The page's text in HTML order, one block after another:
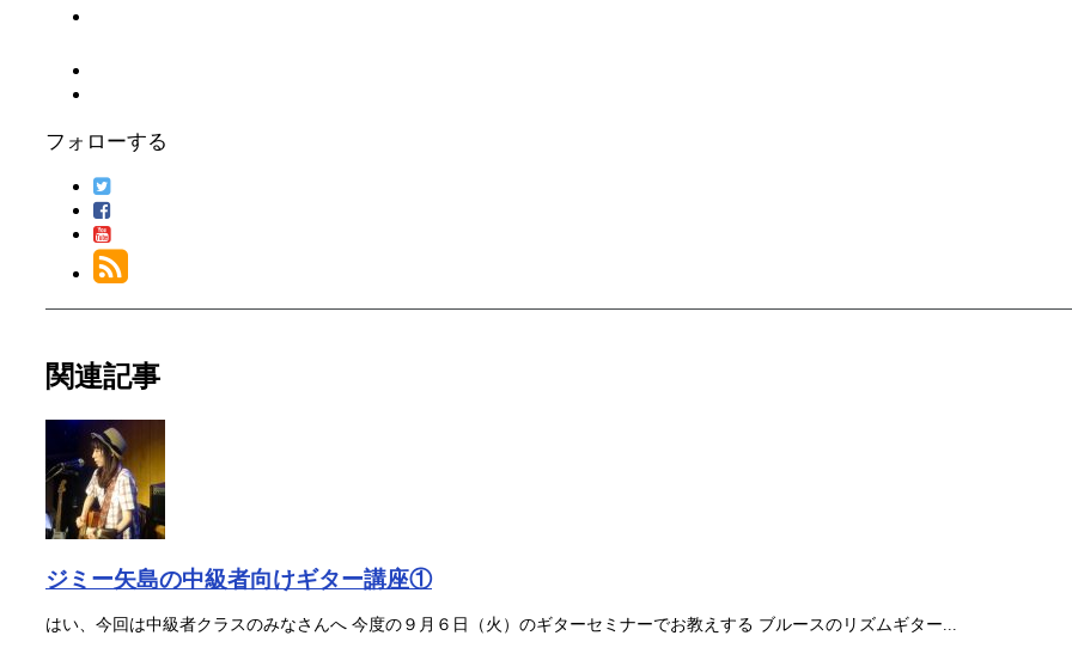
フォローする
関連記事
ジミー矢島の中級者向けギター講座①
はい、今回は中級者クラスのみなさんへ 今度の９月６日（火）のギターセミナーでお教えする ブルースのリズムギター...